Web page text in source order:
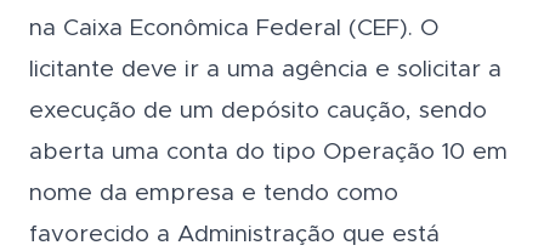
na Caixa Econômica Federal (CEF). O
licitante deve ir a uma agência e solicitar a
execução de um depósito caução, sendo
aberta uma conta do tipo Operação 10 em
nome da empresa e tendo como
favorecido a Administração que está